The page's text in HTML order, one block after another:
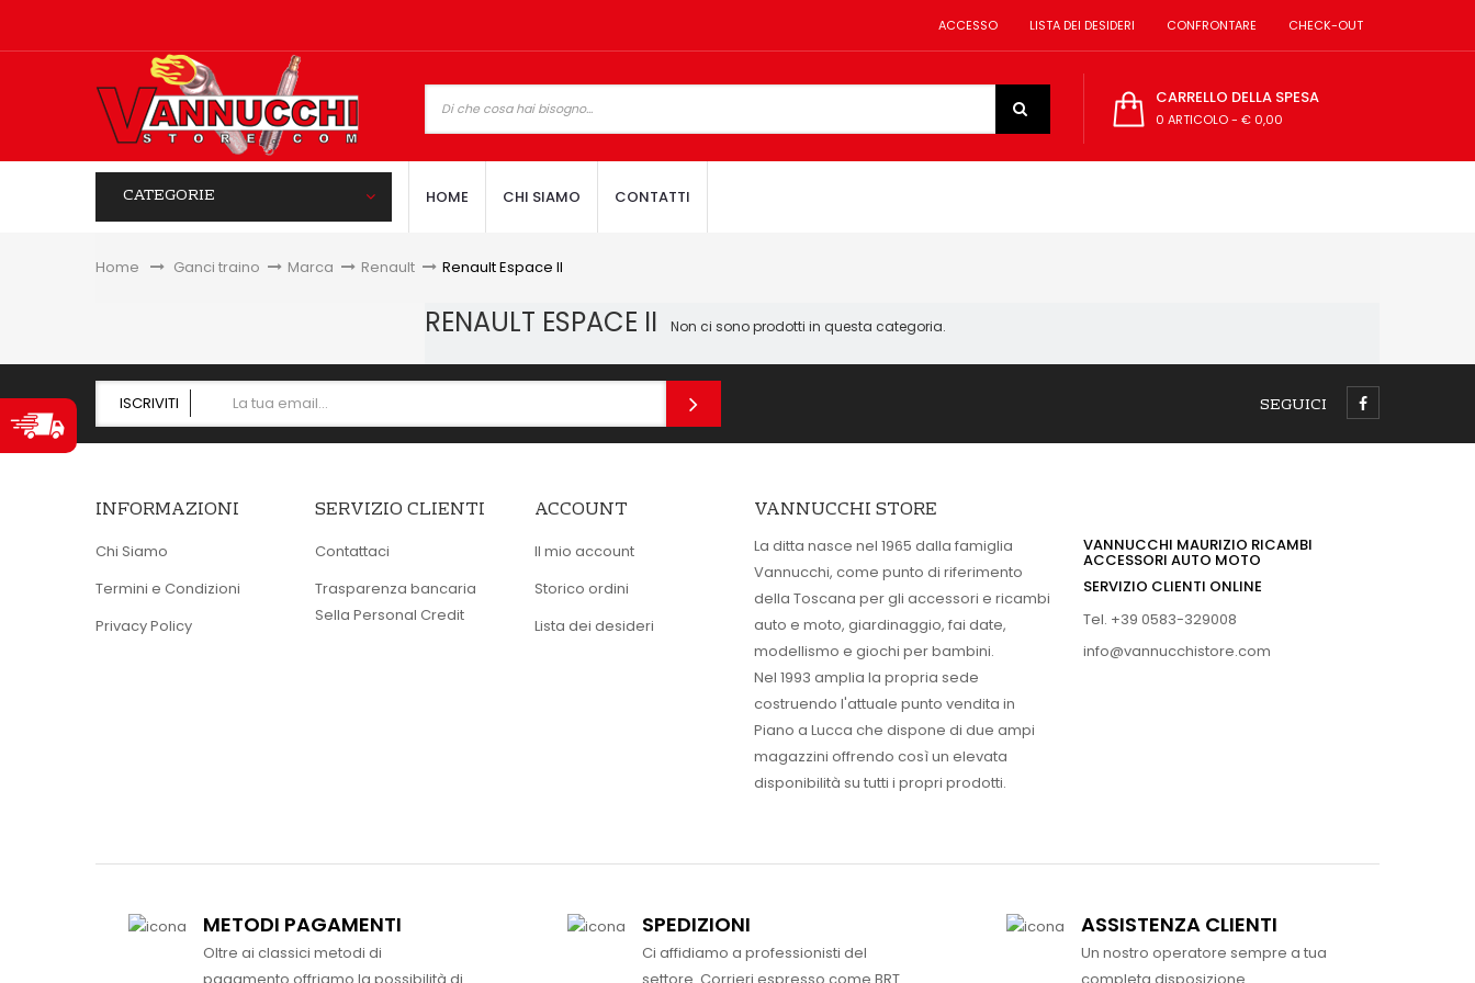
ACCESSO LISTA DEI DESIDERI CONFRONTARE CHECK-OUT
CARRELLO DELLA SPESA
0 ARTICOLO- € 0,00
CATEGORIE HOME CHI SIAMO CONTATTI
Home &gt;Ganci traino > Marca > Renault > Renault Espace II
RENAULT ESPACE II Non ci sono prodotti in questa categoria.
ISCRIVITI SEGUICI
INFORMAZIONI
Chi Siamo
Termini e Condizioni
Privacy Policy
SERVIZIO CLIENTI
Contattaci
Trasparenza bancaria
Sella Personal Credit
ACCOUNT
Il mio account
Storico ordini
Lista dei desideri
VANNUCCHI STORE
La ditta nasce nel 1965 dalla famiglia
Vannucchi, come punto di riferimento
della Toscana per gli accessori e ricambi
auto e moto, giardinaggio, fai date,
modellismo e giochi per bambini.
Nel 1993 amplia la propria sede
costruendo l'attuale punto vendita in
Piano a Lucca che dispone di due ampi
magazzini offrendo così un elevata
disponibilità su tutti i propri prodotti.
VANNUCCHI MAURIZIO RICAMBI
ACCESSORI AUTO MOTO
SERVIZIO CLIENTI ONLINE
Tel. +39 0583-329008
info@vannucchistore.com
METODI PAGAMENTI
Oltre ai classici metodi di
pagamento offriamo la possibilità di
SPEDIZIONI
Ci affidiamo a professionisti del
settore. Corrieri espresso come BRT
ASSISTENZA CLIENTI
Un nostro operatore sempre a tua
completa disposizione